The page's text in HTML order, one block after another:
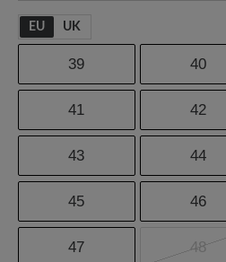
EU UK
39 40
41 42
43 44
45 46
47 48